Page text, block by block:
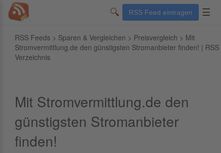
🔍 RSS Feed eintragen ☰
RSS Feeds > Sparen & Vergleichen > Preisvergleich > Mit
Stromvermittlung.de den günstigsten Stromanbieter finden! | RSS
Verzeichnis
Mit Stromvermittlung.de den
günstigsten Stromanbieter
finden!